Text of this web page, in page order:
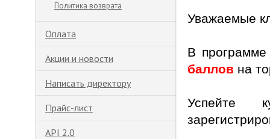
Политика возврата
Оплата
Акции и новости
Написать директору
Прайс-лист
API 2.0
Уважаемые
В
баллов на
Успейте